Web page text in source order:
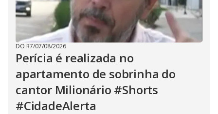
DO R7/07/08/2026
Perícia é realizada no
apartamento de sobrinha do
cantor Milionário #Shorts
#CidadeAlerta